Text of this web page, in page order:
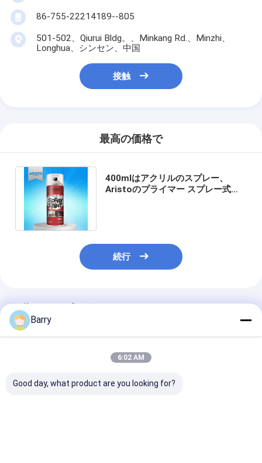
86-755-22214189--805
501-502、Qiurui Bldg。、Minkang Rd.、Minzhi、
Longhua、シンセン、中国
接触
最高の価格で
400mlはアクリルのスプレー、
Aristoのプライマー スプレー式塗
続行
推薦されたプロダクト
Barry
6:02 AM
Good day, what product are you looking for?